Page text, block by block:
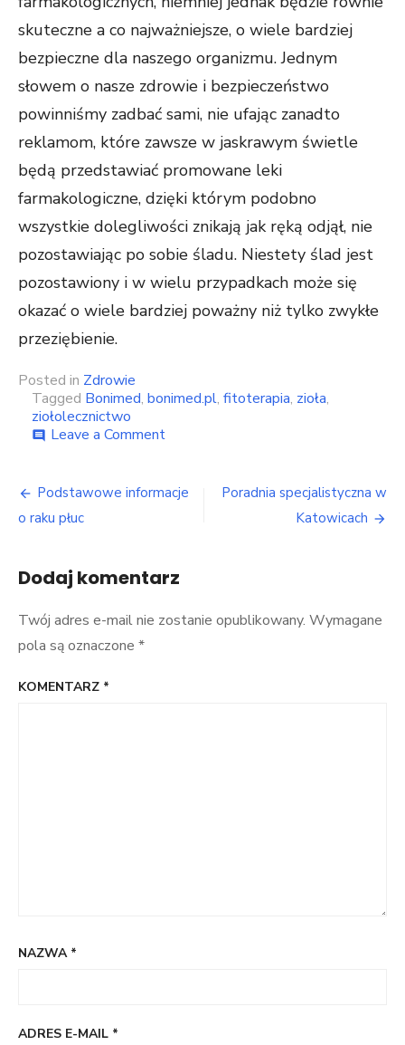
skuteczne a co najważniejsze, o wiele bardziej
bezpieczne dla naszego organizmu. Jednym
słowem o nasze zdrowie i bezpieczeństwo
powinniśmy zadbać sami, nie ufając zanadto
reklamom, które zawsze w jaskrawym świetle
będą przedstawiać promowane leki
farmakologiczne, dzięki którym podobno
wszystkie dolegliwości znikają jak ręką odjął, nie
pozostawiając po sobie śladu. Niestety ślad jest
pozostawiony i w wielu przypadkach może się
okazać o wiele bardziej poważny niż tylko zwykłe
przeziębienie.
Posted in Zdrowie
Tagged Bonimed, bonimed.pl, fitoterapia, zioła,
ziołolecznictwo
comment Leave a Commenton
a
leki
Nawigacja
wpisu
Podstawowe informacje
o raku płuc
Poradnia specjalistyczna w
Katowicach
Dodaj komentarz
Twój adres e-mail nie zostanie opublikowany. Wymagane
pola są oznaczone *
KOMENTARZ *
NAZWA *
ADRES E-MAIL *